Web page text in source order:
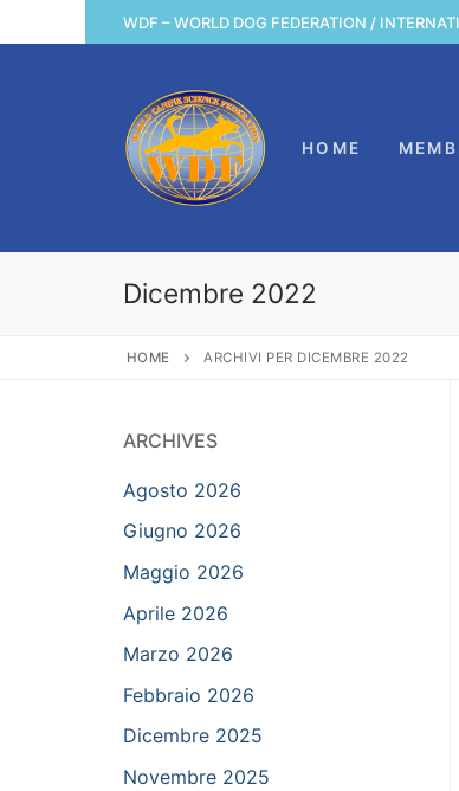
al
WDF – WORLD DOG FEDERATION /
HOME
Dicembre 2022
HOME ARCHIVI PER DICEMBRE 2022
ARCHIVES
Agosto 2026
Giugno 2026
Maggio 2026
Aprile 2026
Marzo 2026
Febbraio 2026
Dicembre 2025
Novembre 2025